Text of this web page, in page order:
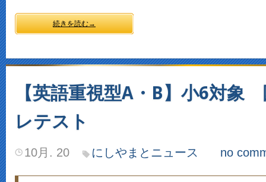
続きを読む→
【英語重視型A・B】小6対象
レテスト
10月. 20 にしやまとニュース no